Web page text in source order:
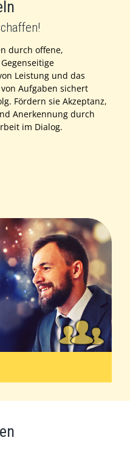
durch offene,
Leistung und das
Aufgaben sichert
Fördern sie Akzeptanz,
Anerkennung durch
im Dialog.